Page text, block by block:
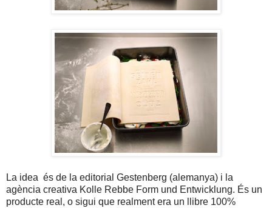
La idea és de la editorial Gestenberg (alemanya) i la
agència creativa Kolle Rebbe Form und Entwicklung. És un
producte real, o sigui que realment era un llibre 100%